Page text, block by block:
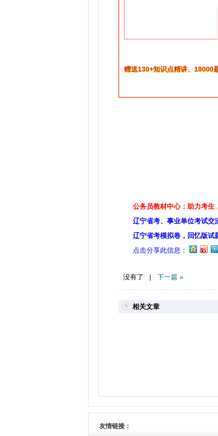
赠送130+知识点精讲、18000
公务员教材中心：助力考生
辽宁省考、事业单位考试交
辽宁省考模拟卷，回忆版试
点击分享此信息：
没有了 | 下一篇 »
相关文章
友情链接：